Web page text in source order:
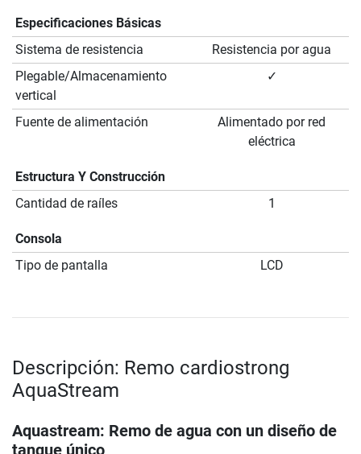
Especificaciones Básicas
Sistema de resistencia
Resistencia por agua
Plegable/Almacenamiento
vertical
✓
Fuente de alimentación
Alimentado por red
eléctrica
Estructura Y Construcción
Cantidad de raíles
1
Consola
Tipo de pantalla
LCD
Descripción: Remo cardiostrong
AquaStream
Aquastream: Remo de agua con un diseño de
tanque único